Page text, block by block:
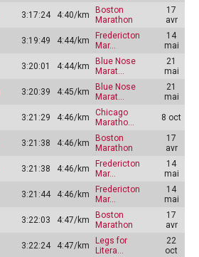
3:17:24 4:40/km
Boston
Marathon
17
avr
3:19:49 4:44/km
Fredericton
Mar…
14
mai
3:20:01 4:44/km
Blue Nose
Marat…
21
mai
3:20:39 4:45/km
Blue Nose
Marat…
21
mai
3:21:29 4:46/km
Chicago
Maratho…
8 oct
3:21:38 4:46/km
Boston
Marathon
17
avr
3:21:38 4:46/km
Fredericton
Mar…
14
mai
3:21:44 4:46/km
Fredericton
Mar…
14
mai
3:22:03 4:47/km
Boston
Marathon
17
avr
3:22:24 4:47/km
Legs for
Litera…
22
oct